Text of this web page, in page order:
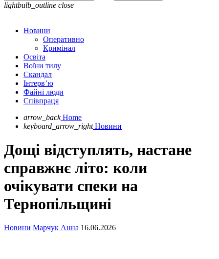
lightbulb_outline close
Новини
Оперативно
Кримінал
Освіта
Воїни тилу
Скандал
Інтерв’ю
Файні люди
Співпраця
arrow_back Home
keyboard_arrow_right Новини
Дощі відступлять, настане
справжнє літо: коли
очікувати спеки на
Тернопільщині
Новини Марчук Анна 16.06.2026